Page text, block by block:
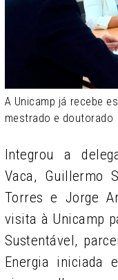
A Unicamp já recebe
mestrado e doutorado
Integrou a
Vaca, Guillermo
Torres e Jorge
visita à Unicamp
Sustentável,
Energia iniciada